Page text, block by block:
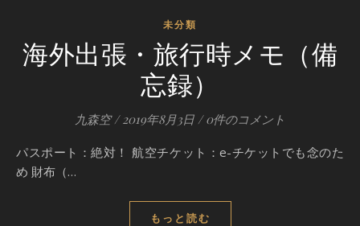
未分類
海外出張・旅行時メモ（備
忘録）
九森空 / 2019年8月3日 / 0件のコメント
パスポート：絶対！ 航空チケット：e-チケットでも念のた
め 財布（…
もっと読む